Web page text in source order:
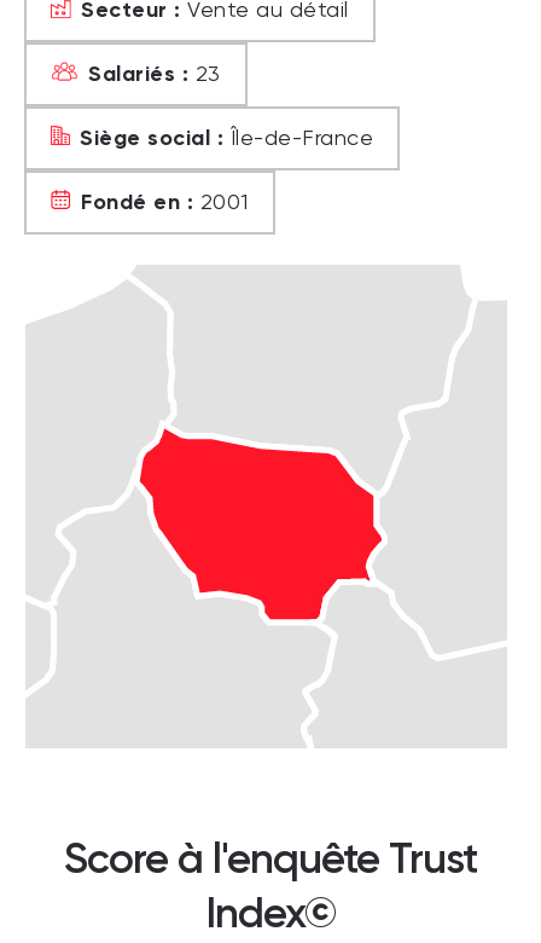
Secteur : Vente au détail
Salariés : 23
Siège social : Île-de-France
Fondé en : 2001
Score à l'enquête Trust
Index©